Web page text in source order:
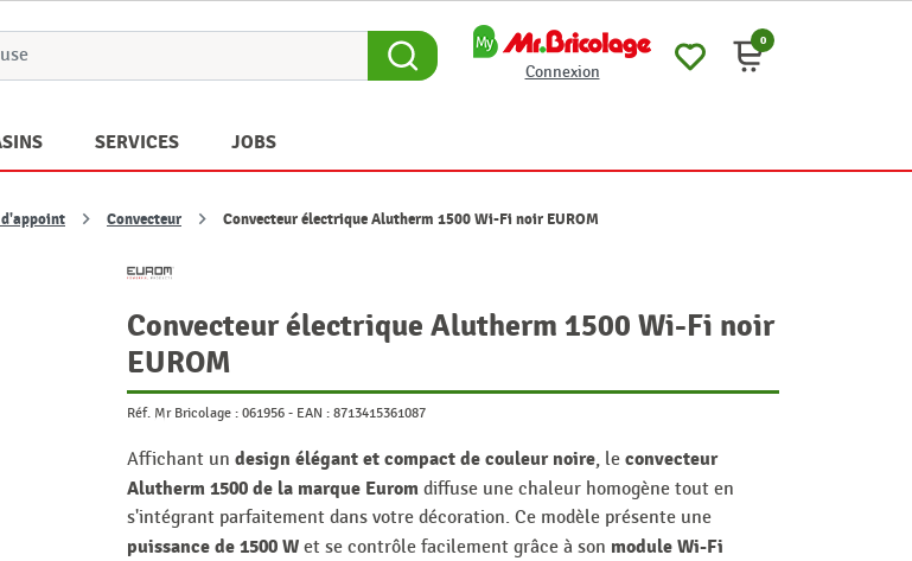
Connexion
0
SERVICES JOBS
Convecteur Convecteur électrique Alutherm 1500 Wi-Fi noir EUROM
Convecteur électrique Alutherm 1500 Wi-Fi noir
EUROM
Réf. Mr Bricolage : 061956 - EAN : 8713415361087
Affichant un design élégant et compact de couleur noire, le convecteur
Alutherm 1500 de la marque Eurom diffuse une chaleur homogène tout en
s'intégrant parfaitement dans votre décoration. Ce modèle présente une
puissance de 1500 W et se contrôle facilement grâce à son module Wi-Fi